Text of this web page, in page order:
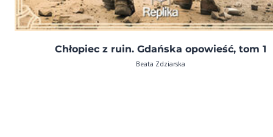
Chłopiec z ruin. Gdańska opowieść, tom 1
Beata Zdziarska